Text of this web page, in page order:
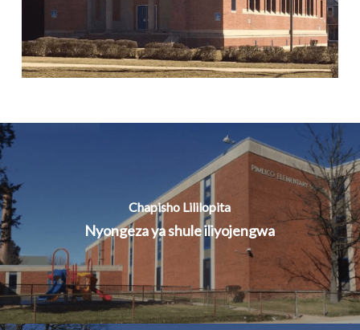
Chapisho Lililopita
Nyongeza ya shule iliyojengwa